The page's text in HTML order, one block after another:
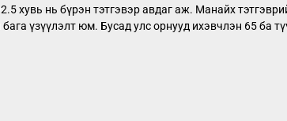
хувь нь бүрэн тэтгэвэр авдаг аж. Манайх
үзүүлэлт юм. Бусад улс орнууд ихэвчлэн 65 ба